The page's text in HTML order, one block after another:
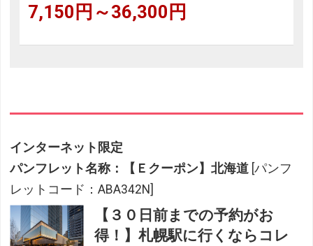
7,150円～36,300円
インターネット限定
パンフレット名称：【Ｅクーポン】北海道 [パンフ
レットコード：ABA342N]
【３０日前までの予約がお
得！】札幌駅に行くならコレ